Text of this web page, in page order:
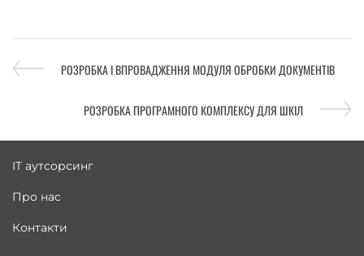
РОЗРОБКА І ВПРОВАДЖЕННЯ МОДУЛЯ ОБРОБКИ ДОКУМЕНТІВ
РОЗРОБКА ПРОГРАМНОГО КОМПЛЕКСУ ДЛЯ ШКІЛ
IT аутсорсинг
Про нас
Контакти